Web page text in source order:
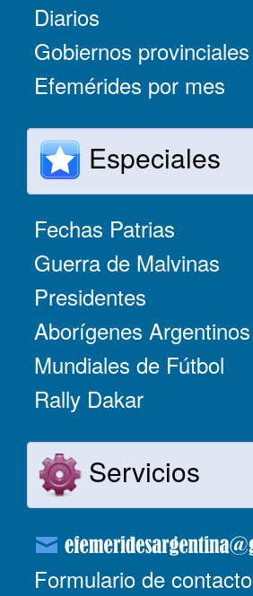
Diarios
Gobiernos provinciales
Efemérides por mes
Especiales
Fechas Patrias
Guerra de Malvinas
Presidentes
Aborígenes Argentinos
Mundiales de Fútbol
Rally Dakar
Servicios
Formulario de contacto